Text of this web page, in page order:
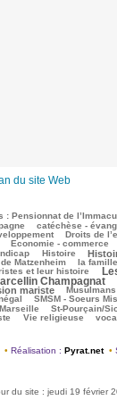
du site Web
: Pensionnat de
catéchèse -
Droits de
Economie - commerce
Histoire
Matzenheim la famille
et leur histoire
Champagnat
mariste Musulmans
SMSM - Soeurs
St-Pourçain/
Vie religieuse
• Réalisation : Pyrat.net •
du site : jeudi 19 février